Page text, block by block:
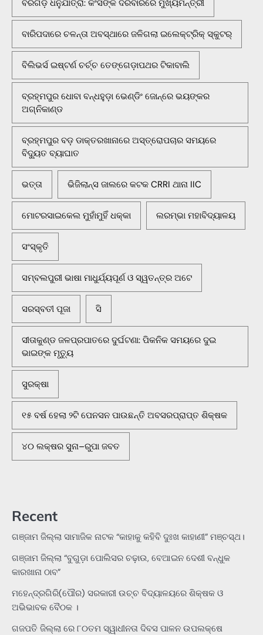
ବରଗଡ଼ ଧନୁଯାତ୍ରା: କଂସଙ୍କ ଦରବାରରେ ମୁଖ୍ୟମନ୍ତ୍ରୀ
ବାରିପଦାରେ ଚଳନ୍ତା ଅବସ୍ଥାରେ ଜଳିଗଲା ଇଲେକ୍ଟ୍ରିକ୍ ସ୍କୁଟର୍
ବିଲିଭର୍ସ ଇଷ୍ଟର୍ଣ ଚର୍ଚ୍ଚ ତେଙ୍ଗେଡ଼ାପଥର ଟିକାବାଲି
ବ୍ରହ୍ମପୁର ଧୋବା ବନ୍ଧହୁଡ଼ା ଭେଣ୍ଡିଂ ଜୋନ୍‌ରେ ଭୟଙ୍କର
ଅଗ୍ନିକାଣ୍ଡ
ବ୍ରହ୍ମପୁର ବଡ଼ ଡାକ୍ତରଖାନାରେ ଅସ୍ତ୍ରୋପଚାର ସମୟରେ
ବିଦ୍ୟୁତ ବ୍ୟାଘାତ
ଭତ୍ତା ଭିଜିଲାନ୍ସ ଜାଲରେ କଟକ CRRI ଥାନା IIC
ମୋଟରସାଇକେଲ ମୁହାଁମୁହିଁ ଧକ୍କା ଲରମ୍ଭା ମହାବିଦ୍ୟାଳୟ
ସଂସ୍କୃତି
ସମ୍ବଲପୁରୀ ଭାଷା ମାଧୁର୍ଯ୍ୟପୂର୍ଣ ଓ ସ୍ୱତନ୍ତ୍ର ଅଟେ
ସରସ୍ବତୀ ପୂଜା ସି
ସୀତାକୁଣ୍ଡ ଜଳପ୍ରପାତରେ ଦୁର୍ଘଟଣା: ପିକନିକ ସମୟରେ ଦୁଇ
ଭାଇଙ୍କ ମୃତ୍ୟୁ
ସୁରକ୍ଷା
୧୫ ବର୍ଷ ହେଲା ୨ଟି ପେନସନ ପାଉଛନ୍ତି ଅବସରପ୍ରାପ୍ତ ଶିକ୍ଷକ
୪୦ ଲକ୍ଷର ସୁନା–ରୁପା ଜବତ
Recent
ଗଞ୍ଜାମ ଜିଲ୍ଲା ସାମାଜିକ ନାଟକ “କାହାକୁ କହିବି ଦୁଃଖ କାହାଣୀ” ମଞ୍ଚସ୍ଥ।
ଗଞ୍ଜାମ ଜିଲ୍ଲା “ବୁଗୁଡ଼ା ପୋଲିସର ଚଢ଼ାଉ, ବେଆଇନ ଦେଶୀ ବନ୍ଧୁକ
କାରଖାନା ଠାବ”
ମହେନ୍ଦ୍ରଗିରି(ପୌର) ସରକାରୀ ଉଚ୍ଚ ବିଦ୍ୟାଳୟରେ ଶିକ୍ଷକ ଓ
ଅଭିଭାବକ ବୈଠକ ।
ଗଜପତି ଜିଲ୍ଲା ରେ ୮୦ତମ ସ୍ୱାଧୀନତା ଦିବସ ପାଳନ ଉପଲକ୍ଷେ